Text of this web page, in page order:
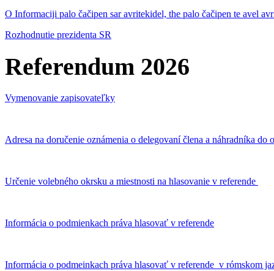
O Informaciji palo čačipen sar avritekidel, the palo čačipen te avel
Rozhodnutie prezidenta SR
Referendum 2026
Vymenovanie zapisovateľky
Adresa na doručenie oznámenia o delegovaní člena a náhradníka
Určenie volebného okrsku a miestnosti na hlasovanie v referende
Informácia o podmienkach práva hlasovať v referende
Informácia o podmeinkach práva hlasovať v referende v rómskom